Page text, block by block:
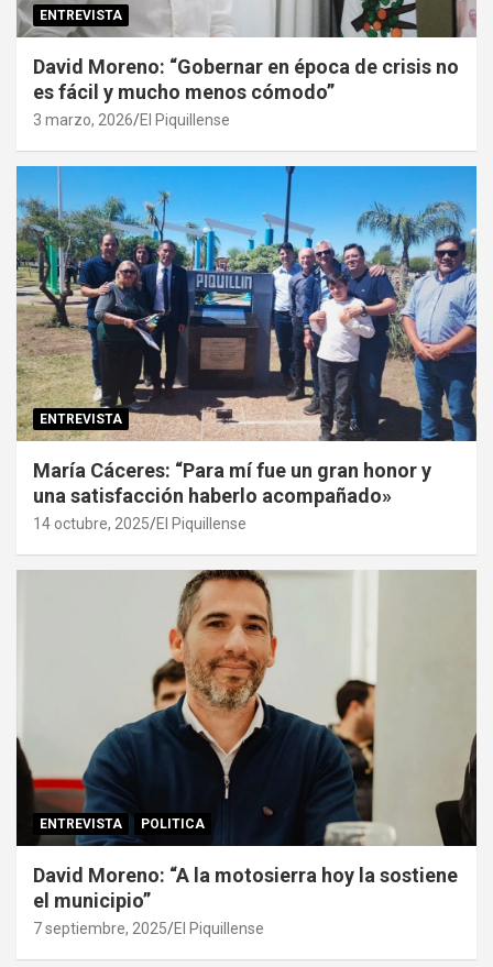
ENTREVISTA
David Moreno: “Gobernar en época de crisis no
es fácil y mucho menos cómodo”
3 marzo, 2026 El Piquillense
ENTREVISTA
María Cáceres: “Para mí fue un gran honor y
una satisfacción haberlo acompañado»
14 octubre, 2025 El Piquillense
ENTREVISTA POLITICA
David Moreno: “A la motosierra hoy la sostiene
el municipio”
7 septiembre, 2025 El Piquillense